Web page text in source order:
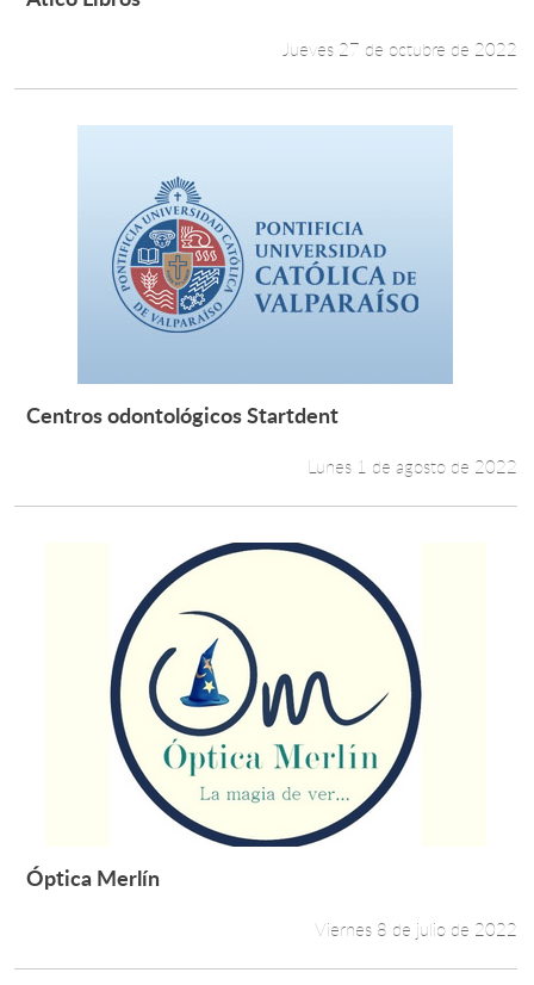
Jueves 27 de octubre de 2022
Leer más +
Centros odontológicos Startdent
Lunes 1 de agosto de 2022
Óptica Merlín
Viernes 8 de julio de 2022